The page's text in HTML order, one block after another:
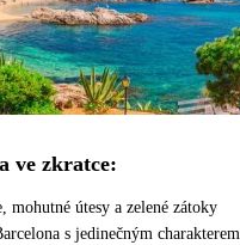
ve zkratce:
mohutné útesy a zelené zátoky
s jedinečným charakterem